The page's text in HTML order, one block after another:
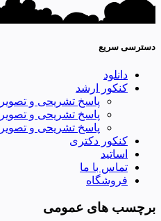
دسترسی سریع
دانلود
کنکور ارشد
پاسخ تشریحی و
پاسخ تشریحی و
پاسخ تشریحی و
کنکور دکتری
اساتید
تماس با ما
فروشگاه
برچسب های عمومی